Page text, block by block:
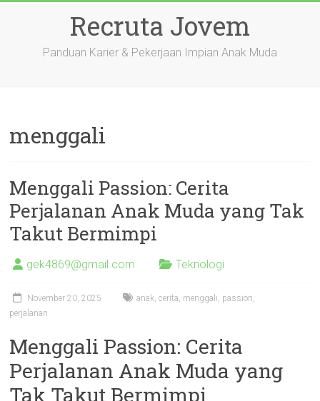
Recruta Jovem
Panduan Karier & Pekerjaan Impian Anak Muda
menggali
Menggali Passion: Cerita
Perjalanan Anak Muda yang Tak
Takut Bermimpi
gek4869@gmail.com Teknologi
November 20, 2025 anak,cerita, menggali, passion,
perjalanan
Menggali Passion: Cerita
Perjalanan Anak Muda yang
Tak Takut Bermimpi